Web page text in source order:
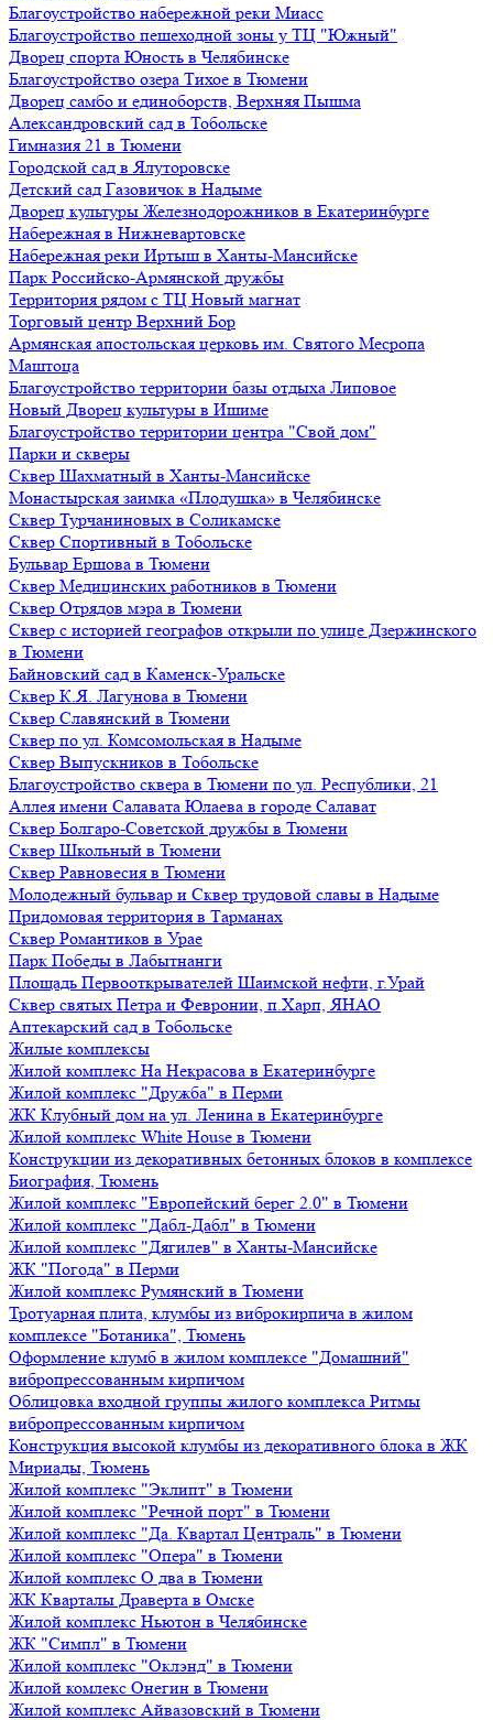
Благоустройство набережной реки Миасс
Благоустройство пешеходной зоны у ТЦ "Южный"
Дворец спорта Юность в Челябинске
Благоустройство озера Тихое в Тюмени
Дворец самбо и единоборств, Верхняя Пышма
Александровский сад в Тобольске
Гимназия 21 в Тюмени
Городской сад в Ялуторовске
Детский сад Газовичок в Надыме
Дворец культуры Железнодорожников в Екатеринбурге
Набережная в Нижневартовске
Набережная реки Иртыш в Ханты-Мансийске
Парк Российско-Армянской дружбы
Территория рядом с ТЦ Новый магнат
Торговый центр Верхний Бор
Армянская апостольская церковь им. Святого Месропа
Маштоца
Благоустройство территории базы отдыха Липовое
Нoвый Двoрeц культуры в Ишимe
Благоустройство территории центра "Свой дом"
Парки и скверы
Сквер Шахматный в Ханты-Мансийске
Монастырская заимка «Плодушка» в Челябинске
Сквер Турчаниновых в Соликамске
Сквер Спортивный в Тобольске
Бульвар Ершова в Тюмени
Сквер Медицинских работников в Тюмени
Сквер Отрядов мэра в Тюмени
Сквер с историей географов открыли по улице Дзержинского
в Тюмени
Байновский сад в Каменск-Уральске
Сквер К.Я. Лагунова в Тюмени
Сквер Славянский в Тюмени
Сквер по ул. Комсомольская в Надыме
Сквер Выпускников в Тобольске
Благоустройство сквера в Тюмени по ул. Республики, 21
Аллея имени Салавата Юлаева в городе Салават
Сквер Болгаро-Советской дружбы в Тюмени
Сквер Школьный в Тюмени
Сквер Равновесия в Тюмени
Молодежный бульвар и Сквер трудовой славы в Надыме
Придомовая территория в Тарманах
Сквер Романтиков в Урае
Парк Победы в Лабытнанги
Площадь Первооткрывателей Шаимской нефти, г.Урай
Сквер святых Петра и Февронии, п.Харп, ЯНАО
Аптекарский сад в Тобольске
Жилые комплексы
Жилой комплекс На Некрасова в Екатеринбурге
Жилой комплекс "Дружба" в Перми
ЖК Клубный дом на ул. Ленина в Екатеринбурге
Жилой комплекс White House в Тюмени
Конструкции из декоративных бетонных блоков в комплексе
Биография, Тюмень
Жилой комплекс "Европейский берег 2.0" в Тюмени
Жилой комплекс "Дабл-Дабл" в Тюмени
Жилой комплекс "Дягилев" в Ханты-Мансийске
ЖК "Погода" в Перми
Жилой комплекс Румянский в Тюмени
Тротуарная плита, клумбы из виброкирпича в жилом
комплексе "Ботаника", Тюмень
Оформление клумб в жилом комплексе "Домашний"
вибропрессованным кирпичом
Облицовка входной группы жилого комплекса Ритмы
вибропрессованным кирпичом
Конструкция высокой клумбы из декоративного блока в ЖК
Мириады, Тюмень
Жилой комплекс "Эклипт" в Тюмени
Жилой комплекс "Речной порт" в Тюмени
Жилой комплекс "Да. Квартал Централь" в Тюмени
Жилой комплекс "Опера" в Тюмени
Жилой комплекс О два в Тюмени
ЖК Кварталы Драверта в Омске
Жилой комплекс Ньютон в Челябинске
ЖК "Симпл" в Тюмени
Жилой комплекс "Оклэнд" в Тюмени
Жилой комлекс Онегин в Тюмени
Жилой комплекс Айвазовский в Тюмени